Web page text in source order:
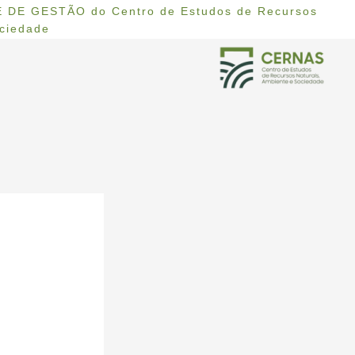
DE GESTÃO do Centro de Estudos de Recursos